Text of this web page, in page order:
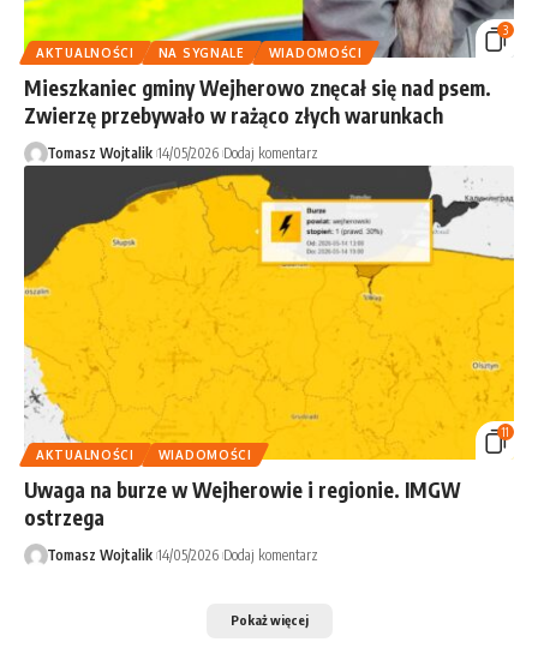
3
AKTUALNOŚCI
NA SYGNALE WIADOMOŚCI
Mieszkaniec gminy Wejherowo znęcał się nad psem.
Zwierzę przebywało w rażąco złych warunkach
Tomasz Wojtalik 14/05/2026 Dodaj komentarz
11
AKTUALNOŚCI
WIADOMOŚCI
Uwaga na burze w Wejherowie i regionie. IMGW
ostrzega
Tomasz Wojtalik 14/05/2026 Dodaj komentarz
Pokaż więcej